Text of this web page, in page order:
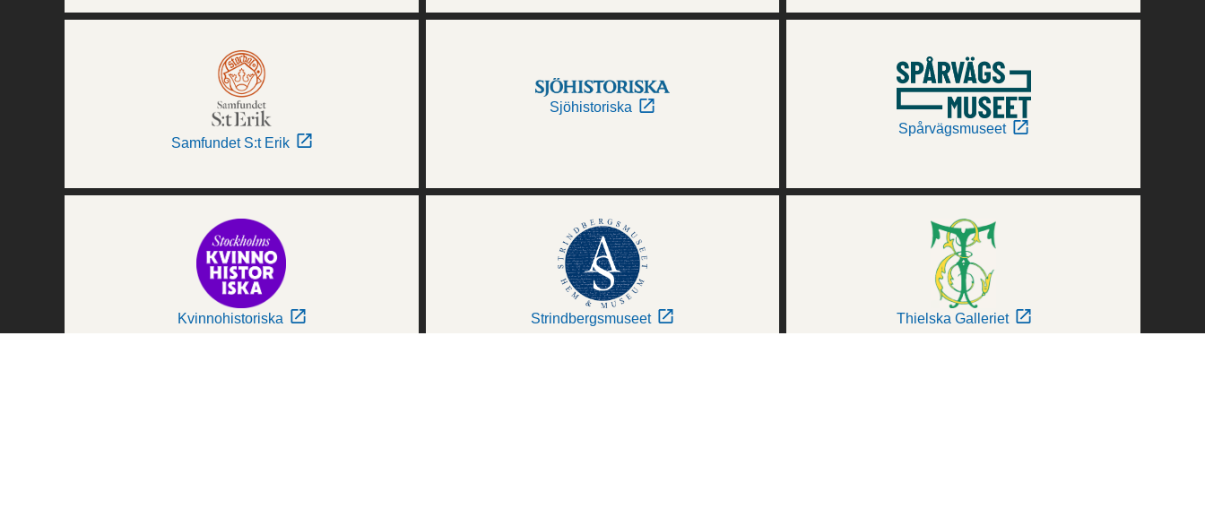
Samfundet S:t Erik
Sjöhistoriska
Spårvägsmuseet
Kvinnohistoriska Strindbergsmuseet Thielska Galleriet